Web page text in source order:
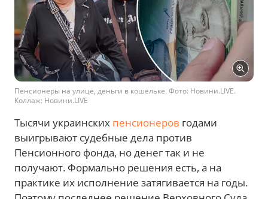
Пенсионеры на улице, деньги в кошельке. Фото: Новини.LIVE.
Коллаж: Новини.LIVE
Тысячи украинских пенсионеров годами
выигрывают судебные дела против
Пенсионного фонда, но денег так и не
получают. Формально решения есть, а на
практике их исполнение затягивается на годы.